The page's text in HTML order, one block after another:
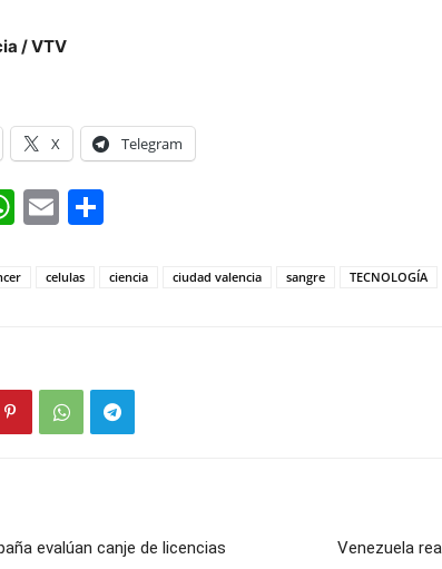
/ VTV
X Telegram
WhatsApp
Email
celulas ciencia ciudad valencia sangre TECNOLOGÍA
evalúan canje de licencias
Venezuela